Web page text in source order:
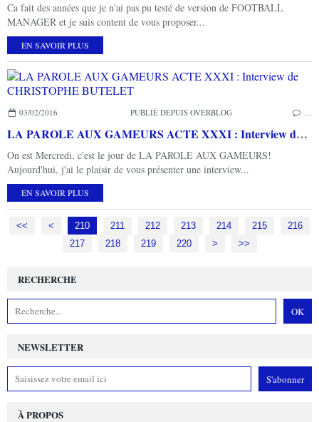
Ca fait des années que je n'ai pas pu testé de version de FOOTBALL
MANAGER et je suis content de vous proposer...
EN SAVOIR PLUS
03/02/2016 PUBLIÉ DEPUIS OVERBLOG …
LA PAROLE AUX GAMEURS ACTE XXXI : Interview de CHRISTOPHE BUTELET
On est Mercredi, c'est le jour de LA PAROLE AUX GAMEURS!
Aujourd'hui, j'ai le plaisir de vous présenter une interview...
EN SAVOIR PLUS
<< < 200
210 211 212 213 214 215
216
217
218 219 220 230
240
250
> >>
NEWSLETTER
RECHERCHE
À PROPOS